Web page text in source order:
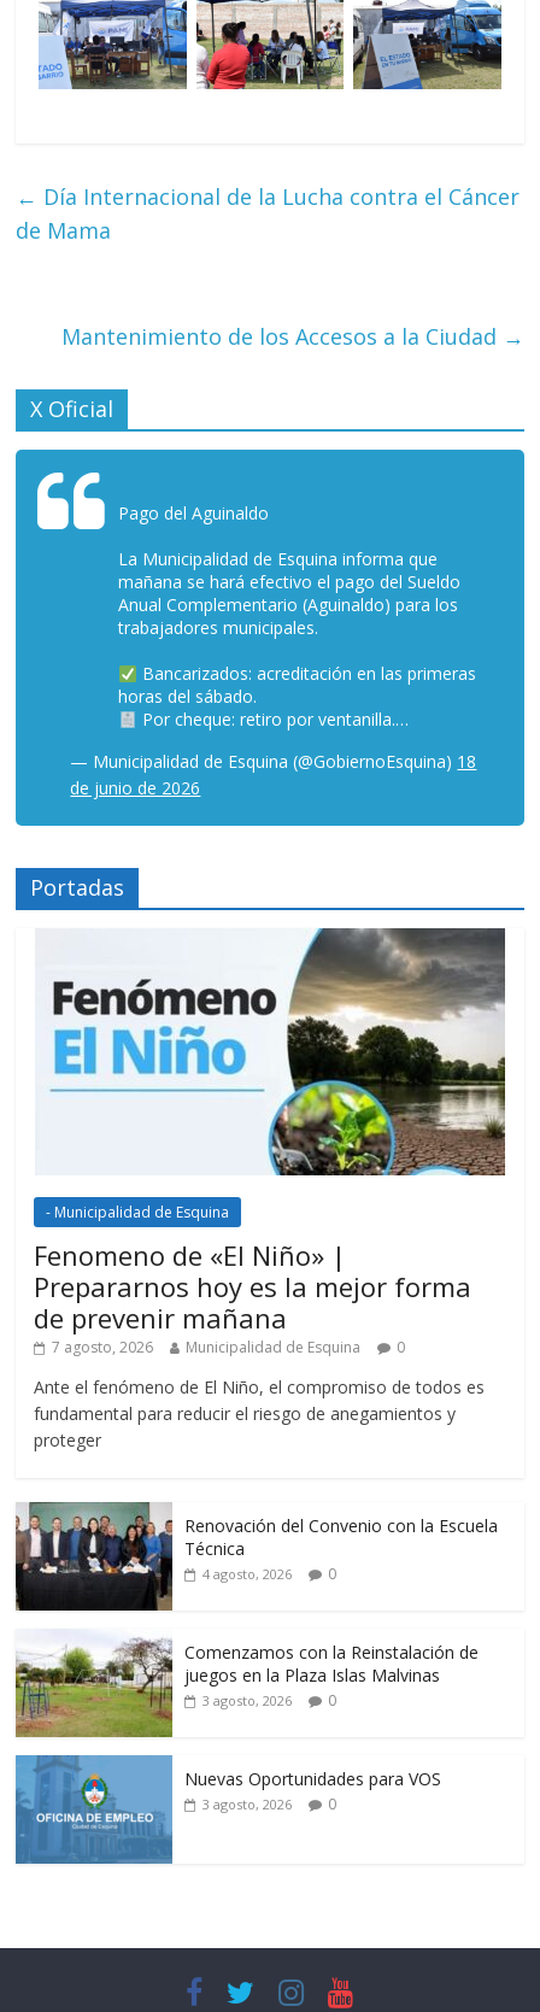
← Día Internacional de la Lucha contra el Cáncer
de Mama
Mantenimiento de los Accesos a la Ciudad →
X Oficial
Pago del Aguinaldo
La Municipalidad de Esquina informa que
mañana se hará efectivo el pago del Sueldo
Anual Complementario (Aguinaldo) para los
trabajadores municipales.
Bancarizados: acreditación en las primeras
horas del sábado.
Por cheque: retiro por ventanilla.…
— Municipalidad de Esquina (@GobiernoEsquina) 18
de junio de 2026
Portadas
- Municipalidad de Esquina
Fenomeno de «El Niño» |
Prepararnos hoy es la mejor forma
de prevenir mañana
7 agosto, 2026 Municipalidad de Esquina 0
Ante el fenómeno de El Niño, el compromiso de todos es
fundamental para reducir el riesgo de anegamientos y
proteger
Renovación del Convenio con la Escuela
Técnica
4 agosto, 2026 0
Comenzamos con la Reinstalación de
juegos en la Plaza Islas Malvinas
3 agosto, 2026 0
Nuevas Oportunidades para VOS
3 agosto, 2026 0